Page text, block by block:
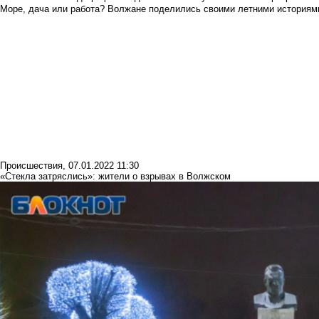
Море, дача или работа? Волжане поделились своими летними
Происшествия, 07.01.2022 11:30
«Стекла затряслись»: жители о взрывах в Волжском